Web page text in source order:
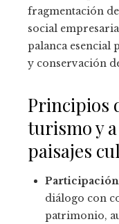
fragmentación
social
palanca esencial
y conservación
Principios
turismo y
paisajes
Participación
diálogo con
patrimonio,